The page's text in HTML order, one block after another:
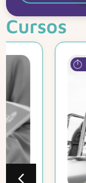
Cursos
10 horas